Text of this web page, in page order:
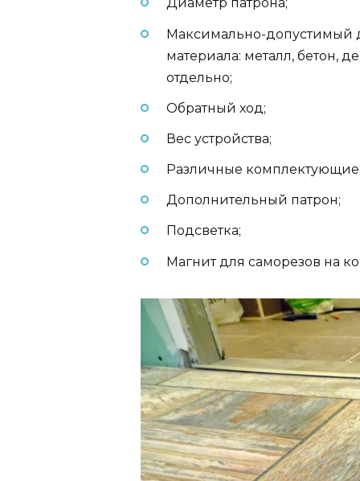
Диаметр патрона;
Максимально-допустимый
материала: металл, бетон,
отдельно;
Обратный ход;
Вес устройства;
Различные
Дополнительный патрон;
Подсветка;
Магнит для саморезов на